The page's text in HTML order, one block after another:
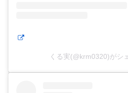
くる実(@krm0320)がシ